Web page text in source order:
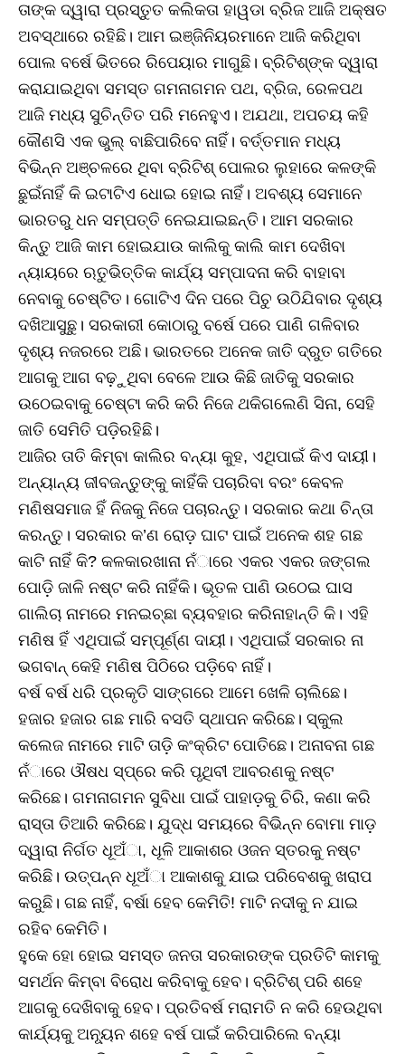
ତାଙ୍କ ଦ୍ୱାରା ପ୍ରସ୍ତୁତ କଲିକତା ହାୱଡା ବ୍ରିଜ ଆଜି ଅକ୍ଷତ
ଅବସ୍ଥାରେ ରହିଛି। ଆମ ଇଞ୍ଜିନିୟରମାନେ ଆଜି କରିଥିବା
ପୋଲ ବର୍ଷେ ଭିତରେ ରିପେୟାର ମାଗୁଛି। ବ୍ରିଟିଶ୍‌ଙ୍କ ଦ୍ୱାରା
କରାଯାଇଥିବା ସମସ୍ତ ଗମନାଗମନ ପଥ, ବ୍ରିଜ, ରେଳପଥ
ଆଜି ମଧ୍ୟ ସୁଚିନ୍ତିତ ପରି ମନେହୁଏ। ଅଯଥା, ଅପଚୟ କହି
କୌଣସି ଏକ ଭୁଲ୍‌ ବାଛିପାରିବେ ନାହିଁ। ବର୍ତ୍ତମାନ ମଧ୍ୟ
ବିଭିନ୍ନ ଅଞ୍ଚଳରେ ଥିବା ବ୍ରିଟିଶ୍‌ ପୋଲର ଲୁହାରେ କଳଙ୍କି
ଛୁଇଁନାହିଁ କି ଇଟାଟିଏ ଧୋଇ ହୋଇ ନାହିଁ। ଅବଶ୍ୟ ସେମାନେ
ଭାରତରୁ ଧନ ସମ୍ପତ୍ତି ନେଇଯାଇଛନ୍ତି। ଆମ ସରକାର
କିନ୍ତୁ ଆଜି କାମ ହୋଇଯାଉ କାଲିକୁ କାଲି କାମ ଦେଖିବା
ନ୍ୟାୟରେ ଋତୁଭିତ୍ତିକ କାର୍ଯ୍ୟ ସମ୍ପାଦନା କରି ବାହାବା
ନେବାକୁ ଚେଷ୍ଟିତ। ଗୋଟିଏ ଦିନ ପରେ ପିଚୁ ଉଠିଯିବାର ଦୃଶ୍ୟ
ଦଖିଆସୁଛୁ। ସରକାରୀ କୋଠାରୁ ବର୍ଷେ ପରେ ପାଣି ଗଳିବାର
ଦୃଶ୍ୟ ନଜରରେ ଅଛି। ଭାରତରେ ଅନେକ ଜାତି ଦ୍ରୁତ ଗତିରେ
ଆଗକୁ ଆଗ ବଢ଼ୁଥିବା ବେଳେ ଆଉ କିଛି ଜାତିକୁ ସରକାର
ଉଠେଇବାକୁ ଚେଷ୍ଟା କରି କରି ନିଜେ ଥକିଗଲେଣି ସିନା, ସେହି
ଜାତି ସେମିତି ପଡ଼ିରହିଛି।
ଆଜିର ତାତି କିମ୍ବା କାଲିର ବନ୍ୟା କୁହ, ଏଥିପାଇଁ କିଏ ଦାୟୀ।
ଅନ୍ୟାନ୍ୟ ଜୀବଜନ୍ତୁଙ୍କୁ କାହିଁକି ପଚାରିବା ବରଂ କେବଳ
ମଣିଷସମାଜ ହିଁ ନିଜକୁ ନିଜେ ପଚାରନ୍ତୁ। ସରକାର କଥା ଚିନ୍ତା
କରନ୍ତୁ। ସରକାର କ’ଣ ରୋଡ଼ ଘାଟ ପାଇଁ ଅନେକ ଶହ ଗଛ
କାଟି ନାହିଁ କି? କଳକାରଖାନା ନଁାରେ ଏକର ଏକର ଜଙ୍ଗଲ
ପୋଡ଼ି ଜାଳି ନଷ୍ଟ କରି ନାହିଁକି। ଭୂତଳ ପାଣି ଉଠେଇ ଘାସ
ଗାଲିଚା ନାମରେ ମନଇଚ୍ଛା ବ୍ୟବହାର କରିନାହାନ୍ତି କି। ଏହି
ମଣିଷ ହିଁ ଏଥିପାଇଁ ସମ୍ପୂର୍ଣ୍ଣ ଦାୟୀ। ଏଥିପାଇଁ ସରକାର ନା
ଭଗବାନ୍‌ କେହି ମଣିଷ ପିଠିରେ ପଡ଼ିବେ ନାହିଁ।
ବର୍ଷ ବର୍ଷ ଧରି ପ୍ରକୃତି ସାଙ୍ଗରେ ଆମେ ଖେଳି ଚାଲିଛେ।
ହଜାର ହଜାର ଗଛ ମାରି ବସତି ସ୍ଥାପନ କରିଛେ। ସ୍କୁଲ
କଲେଜ ନାମରେ ମାଟି ତାଡ଼ି କଂକ୍ରିଟ ପୋତିଛେ। ଅନାବନା ଗଛ
ନଁାରେ ଔଷଧ ସ୍ପ୍ରେ କରି ପୃଥିବୀ ଆବରଣକୁ ନଷ୍ଟ
କରିଛେ। ଗମନାଗମନ ସୁବିଧା ପାଇଁ ପାହାଡ଼କୁ ଚିରି, କଣା କରି
ରାସ୍ତା ତିଆରି କରିଛେ। ଯୁଦ୍ଧ ସମୟରେ ବିଭିନ୍ନ ବୋମା ମାଡ଼
ଦ୍ୱାରା ନିର୍ଗତ ଧୂଅଁା, ଧୂଳି ଆକାଶର ଓଜନ ସ୍ତରକୁ ନଷ୍ଟ
କରିଛି। ଉତ୍ପନ୍ନ ଧୂଅଁା ଆକାଶକୁ ଯାଇ ପରିବେଶକୁ ଖରାପ
କରୁଛି। ଗଛ ନାହିଁ, ବର୍ଷା ହେବ କେମିତି! ମାଟି ନଦୀକୁ ନ ଯାଇ
ରହିବ କେମିତି।
ହୁକେ ହୋ ହୋଇ ସମସ୍ତ ଜନତା ସରକାରଙ୍କ ପ୍ରତିଟି କାମକୁ
ସମର୍ଥନ କିମ୍ବା ବିରୋଧ କରିବାକୁ ହେବ। ବ୍ରିଟିଶ୍‌ ପରି ଶହେ
ଆଗକୁ ଦେଖିବାକୁ ହେବ। ପ୍ରତିବର୍ଷ ମରାମତି ନ କରି ହେଉଥିବା
କାର୍ଯ୍ୟକୁ ଅନୂ୍ୟନ ଶହେ ବର୍ଷ ପାଇଁ କରିପାରିଲେ ବନ୍ୟା